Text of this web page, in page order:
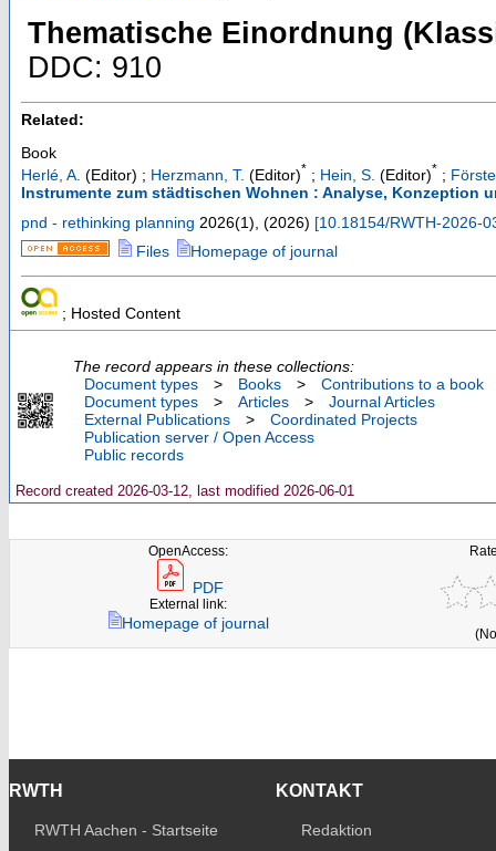
Thematische Einordnung
DDC: 910
Related:
Book
Herlé, A. (Editor) ; Herzmann, T. (Editor)* ; Hein, S. (Editor)* ;
Instrumente zum städtischen Wohnen : Analyse, Konzeption
pnd - rethinking planning 2026(1), (2026) [10.18154/RWTH-2026-
Files
Homepage of journal
; Hosted Content
The record appears in these collections:
Document types
> Books >
Contributions to a book
Document types
> Articles >
Journal Articles
External Publications
>
Coordinated Projects
Publication server / Open Access
Public records
Record created 2026-03-12, last modified 2026-06-01
OpenAccess:
PDF
External link:
Homepage of journal
RWTH
RWTH Aachen - Startseite
KONTAKT
Redaktion